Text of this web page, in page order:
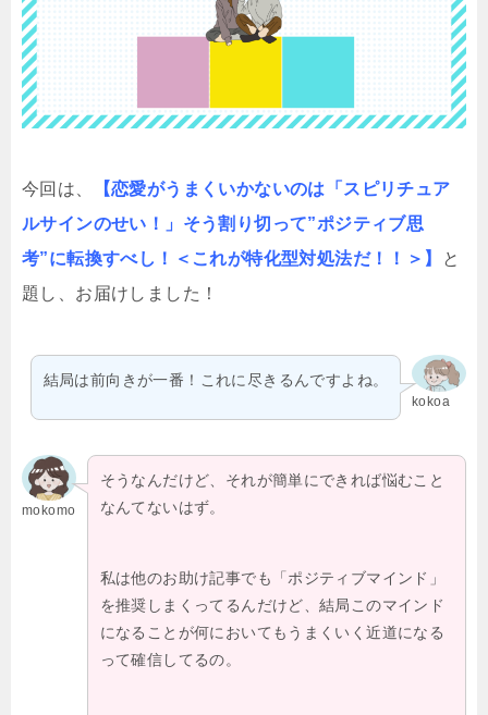
今回は、
【恋愛がうまくいかないのは「スピリチュア
ルサインのせい！」そう割り切って”ポジティブ思
考”に転換すべし！＜これが特化型対処法だ！！＞】
と
題し、お届けしました！
kokoa
結局は前向きが一番！これに尽きるんですよね。
mokomo
そうなんだけど、それが簡単にできれば悩むこと
なんてないはず。
私は他のお助け記事でも「ポジティブマインド」
を推奨しまくってるんだけど、結局このマインド
になることが何においてもうまくいく近道になる
って確信してるの。